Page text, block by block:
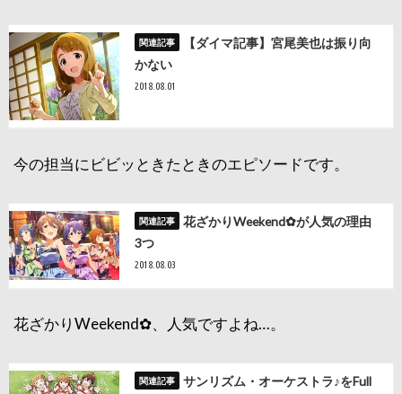
【ダイマ記事】宮尾美也は振り向
かない
2018.08.01
今の担当にビビッときたときのエピソードです。
花ざかりWeekend✿が人気の理由
3つ
2018.08.03
花ざかりWeekend✿、人気ですよね…。
サンリズム・オーケストラ♪をFull